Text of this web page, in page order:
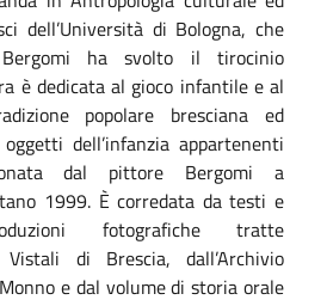
dell’Università di Bologna, che
ha svolto il tirocinio
è dedicata al gioco infantile e al
popolare bresciana ed
dell’infanzia appartenenti
dal pittore Bergomi a
1999. È corredata da testi e
fotografiche tratte
Vistali di Brescia, dall’Archivio
e dal volume di storia orale